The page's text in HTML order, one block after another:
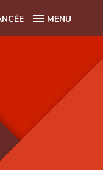
MENU